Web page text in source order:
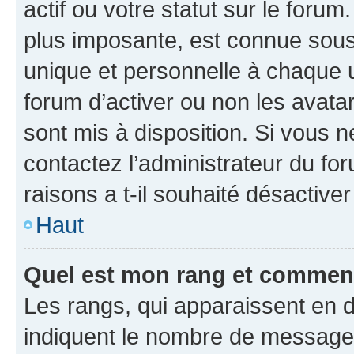
actif ou votre statut sur le
plus imposante, est connue
unique et personnelle à chaque
forum d’activer ou non les
sont mis à disposition. Si vous
contactez l’administrateur du
raisons a t-il souhaité
Haut
Quel est mon rang et
Les rangs, qui apparaissent en
indiquent le nombre de